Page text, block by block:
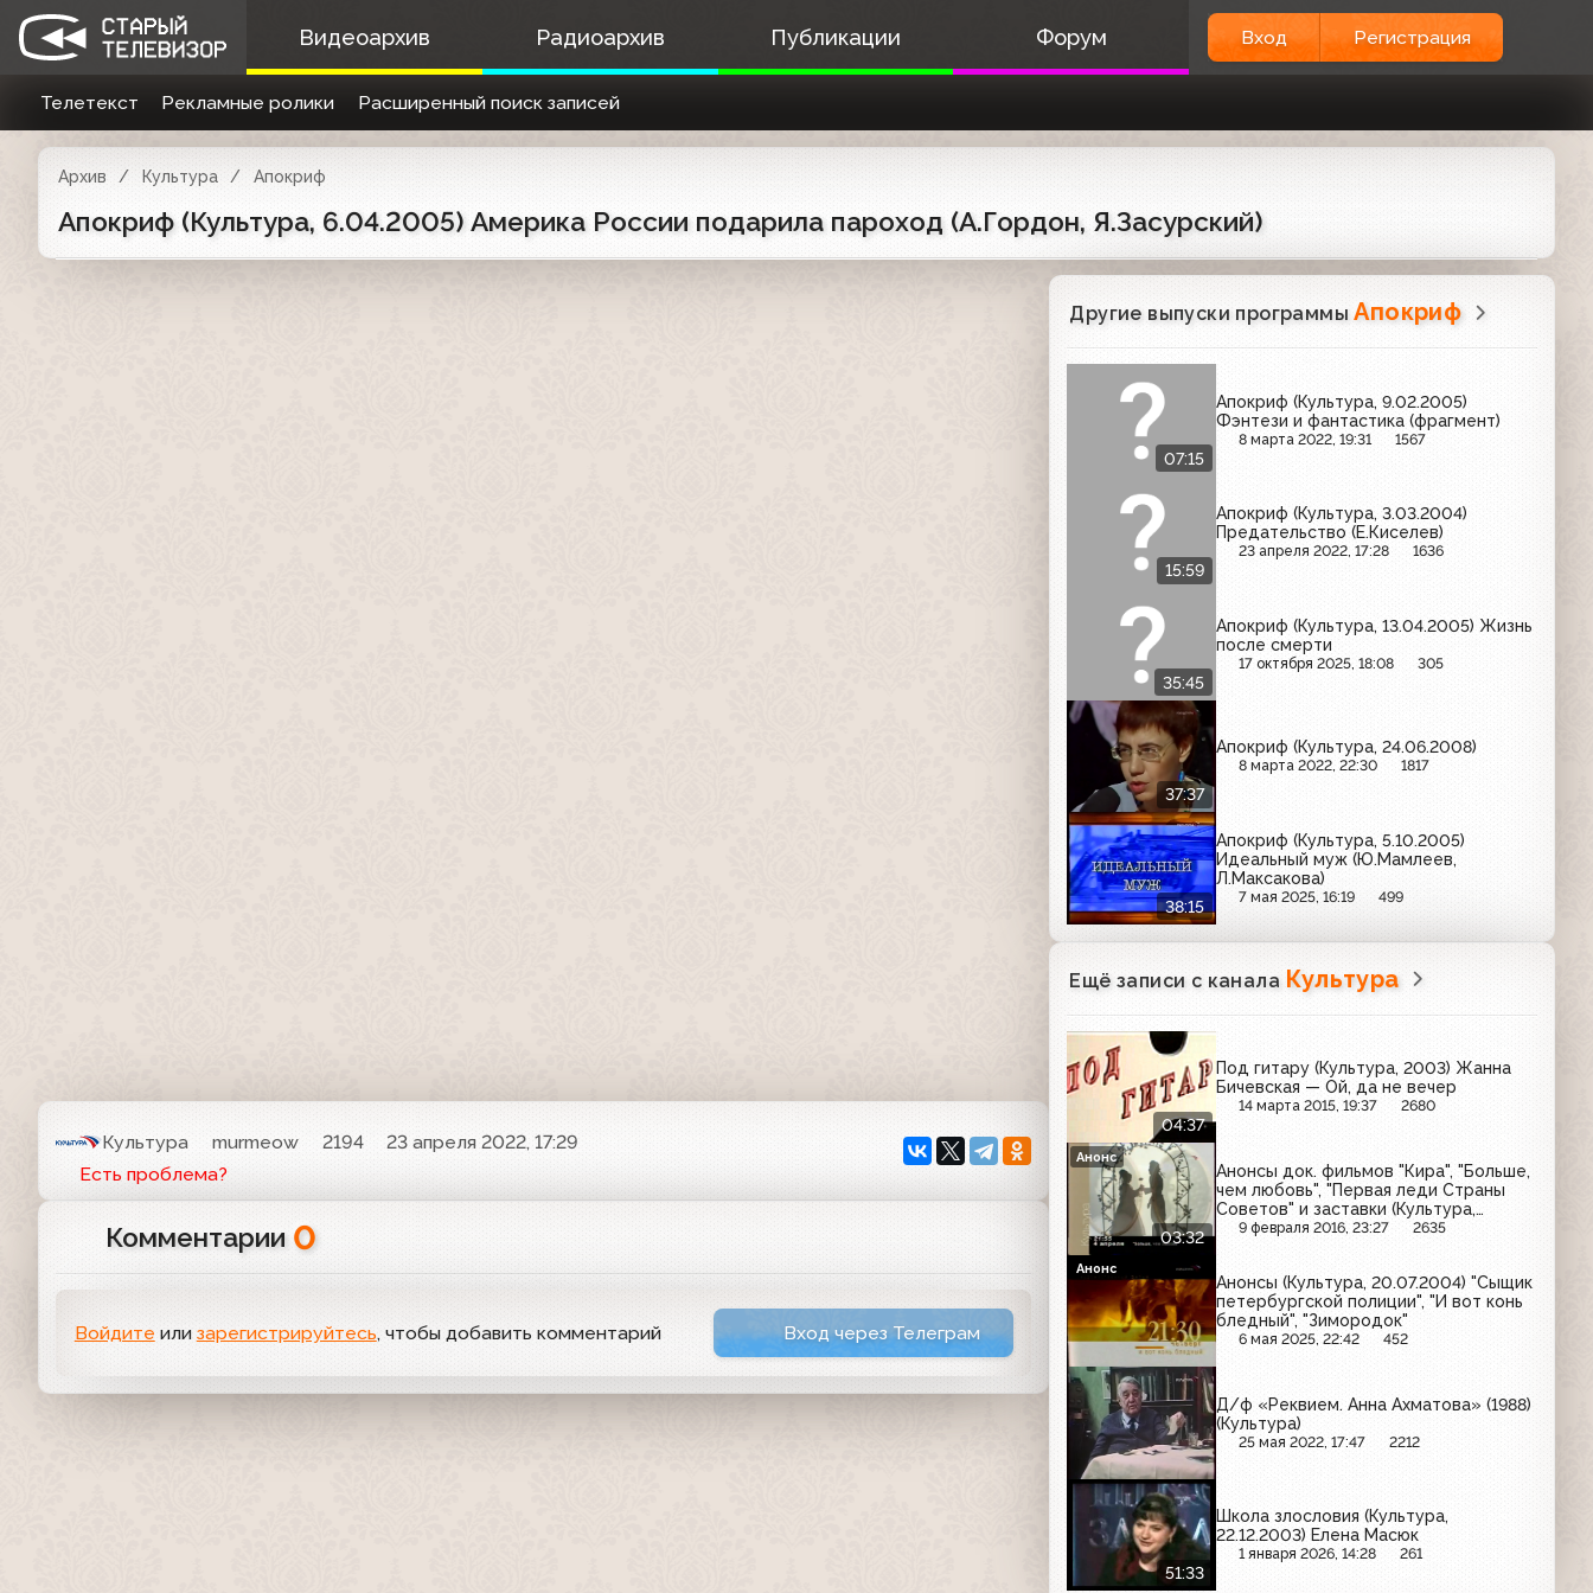
Видеоархив Радиоархив Публикации Форум Вход Регистрация
Телетекст Рекламные ролики Расширенный поиск записей
Архив Культура Апокриф
Апокриф (Культура, 6.04.2005) Америка России подарила пароход (А.Гордон, Я.Засурский)
Культура murmeow 2194
23 апреля 2022, 17:29
Есть проблема?
Комментарии 0
Войдите или зарегистрируйтесь, чтобы добавить комментарий Вход через Телеграм
Другие выпуски программыАпокриф
07:15
Апокриф (Культура, 9.02.2005)
Фэнтези и фантастика (фрагмент)
8 марта 2022, 19:31 1567
15:59
Апокриф (Культура, 3.03.2004)
Предательство (Е.Киселев)
23 апреля 2022, 17:28 1636
35:45
Апокриф (Культура, 13.04.2005) Жизнь
после смерти
17 октября 2025, 18:08 305
37:37
Апокриф (Культура, 24.06.2008)
8 марта 2022, 22:30 1817
38:15
Апокриф (Культура, 5.10.2005)
Идеальный муж (Ю.Мамлеев,
Л.Максакова)
7 мая 2025, 16:19 499
Ещё записи с канала Культура
04:37
Под гитару (Культура, 2003) Жанна
Бичевская — Ой, да не вечер
14 марта 2015, 19:37 2680
03:32
Анонсы док. фильмов "Кира", "Больше,
чем любовь", "Первая леди Страны
Советов" и заставки (Культура,
апрель 2006)
9 февраля 2016, 23:27 2635
Анонс
Анонсы (Культура, 20.07.2004) "Сыщик
петербургской полиции", "И вот конь
бледный", "Зимородок"
6 мая 2025, 22:42 452
Анонс
Д/ф «Реквием. Анна Ахматова» (1988)
(Культура)
25 мая 2022, 17:47 2212
51:33
Школа злословия (Культура,
22.12.2003) Елена Масюк
1 января 2026, 14:28 261